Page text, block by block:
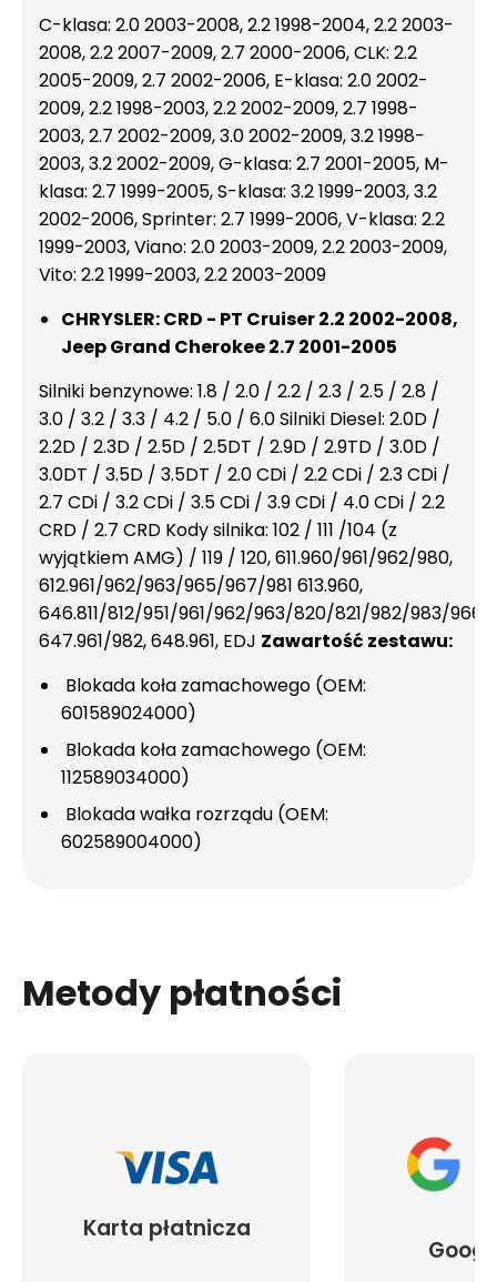
C-klasa: 2.0 2003-2008, 2.2 1998-2004, 2.2 2003-
2008, 2.2 2007-2009, 2.7 2000-2006, CLK: 2.2
2005-2009, 2.7 2002-2006, E-klasa: 2.0 2002-
2009, 2.2 1998-2003, 2.2 2002-2009, 2.7 1998-
2003, 2.7 2002-2009, 3.0 2002-2009, 3.2 1998-
2003, 3.2 2002-2009, G-klasa: 2.7 2001-2005, M-
klasa: 2.7 1999-2005, S-klasa: 3.2 1999-2003, 3.2
2002-2006, Sprinter: 2.7 1999-2006, V-klasa: 2.2
1999-2003, Viano: 2.0 2003-2009, 2.2 2003-2009,
Vito: 2.2 1999-2003, 2.2 2003-2009
CHRYSLER: CRD - PT Cruiser 2.2 2002-2008,
Jeep Grand Cherokee 2.7 2001-2005
Silniki benzynowe: 1.8 / 2.0 / 2.2 / 2.3 / 2.5 / 2.8 /
3.0 / 3.2 / 3.3 / 4.2 / 5.0 / 6.0 Silniki Diesel: 2.0D /
2.2D / 2.3D / 2.5D / 2.5DT / 2.9D / 2.9TD / 3.0D /
3.0DT / 3.5D / 3.5DT / 2.0 CDi / 2.2 CDi / 2.3 CDi /
2.7 CDi / 3.2 CDi / 3.5 CDi / 3.9 CDi / 4.0 CDi / 2.2
CRD / 2.7 CRD Kody silnika: 102 / 111 /104 (z
wyjątkiem AMG) / 119 / 120, 611.960/961/962/980,
612.961/962/963/965/967/981 613.960,
646.811/812/951/961/962/963/820/821/982/983/966,
647.961/982, 648.961, EDJ Zawartość zestawu:
Blokada koła zamachowego (OEM:
601589024000)
Blokada koła zamachowego (OEM:
112589034000)
Blokada wałka rozrządu (OEM:
602589004000)
Metody płatności
Karta płatnicza